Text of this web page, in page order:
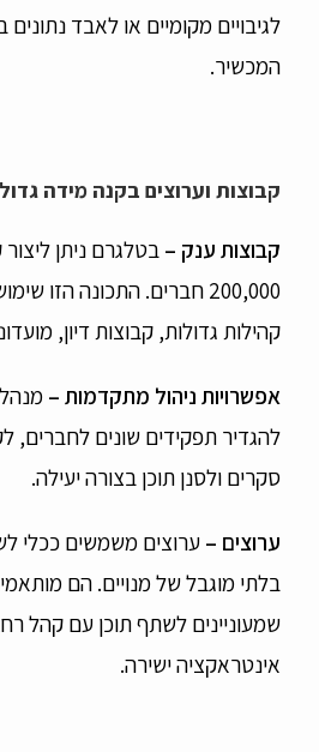
לגיבויים מקומיים או לאבד
המכשיר.
קבוצות וערוצים בקנה מידה גדול
קבוצות ענק – בטלגרם ניתן
200,000 חברים. התכונה הזו
קהילות גדולות, קבוצות דיון,
אפשרויות ניהול מתקדמות –
להגדיר תפקידים שונים לחברים,
סקרים ולסנן תוכן בצורה יעילה.
ערוצים – ערוצים משמשים ככלי
בלתי מוגבל של מנויים. הם
שמעוניינים לשתף תוכן עם קהל
אינטראקציה ישירה.